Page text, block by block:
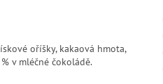
oříšky, kakaová hmota,
v mléčné čokoládě.